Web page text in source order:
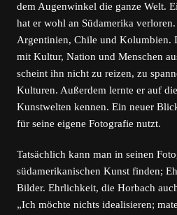
dem Augenwinkel die ganze Welt.
hat er wohl an Südamerika
Argentinien, Chile und Kolumbien.
mit Kultur, Nation und Menschen
scheint ihn nicht zu reizen, zu
Kulturen. Außerdem lernte er auf
Kunstwelten kennen. Ein neuer
für seine eigene Fotografie nutzt.
Tatsächlich kann man in seinen
südamerikanischen Kunst finden;
Bilder. Ehrlichkeit, die Horbach
„Ich möchte nichts idealisieren;